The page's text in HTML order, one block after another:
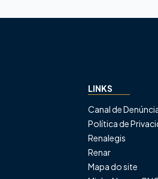
LINKS
Canal de
Política de
Renalegis
Renar
Mapa do site